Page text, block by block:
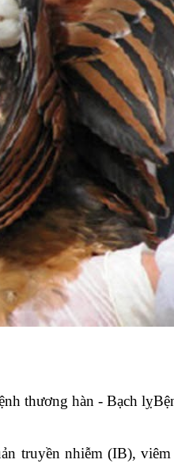
thương hàn - Bạch lỵ
truyền nhiễm (IB),